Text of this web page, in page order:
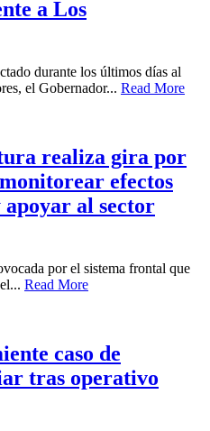
a Los
durante los últimos días al
el Gobernador... Read More
realiza gira por
efectos
al sector
por el sistema frontal que
Read More
caso de
tras operativo